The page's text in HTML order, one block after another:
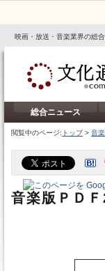
映画・放送・音楽業界の総
総合ニュース
閲覧中のページ: トップ> 音
音楽版ＰＤ